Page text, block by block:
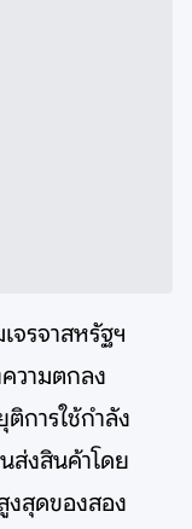
จรจาสหรัฐฯ
ความตกลง
การใช้กำลัง
ส่งสินค้าโดย
งสุดของสอง